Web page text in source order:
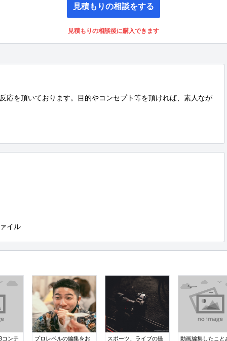
見積もりの相談をする
見積もりの相談後に購入できます
応を頂いております。目的やコンセプト等を頂ければ、素人なが
イル
コンテ プロレベルの編集をお スポーツ、ライブの撮 動画編集したこと